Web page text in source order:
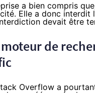
a bien compris
Elle a donc interdit
devait être
de
Overflow a